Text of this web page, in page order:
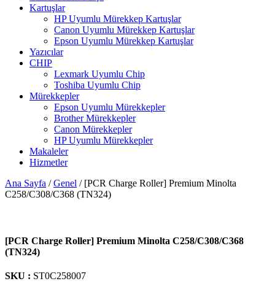
Kartuşlar
HP Uyumlu Mürekkep Kartuşlar
Canon Uyumlu Mürekkep Kartuşlar
Epson Uyumlu Mürekkep Kartuşlar
Yazıcılar
CHIP
Lexmark Uyumlu Chip
Toshiba Uyumlu Chip
Mürekkepler
Epson Uyumlu Mürekkepler
Brother Mürekkepler
Canon Mürekkepler
HP Uyumlu Mürekkepler
Makaleler
Hizmetler
Ana Sayfa /Genel / [PCR Charge Roller] Premium Minolta
C258/C308/C368 (TN324)
[PCR Charge Roller] Premium Minolta C258/C308/C368
(TN324)
SKU : ST0C258007